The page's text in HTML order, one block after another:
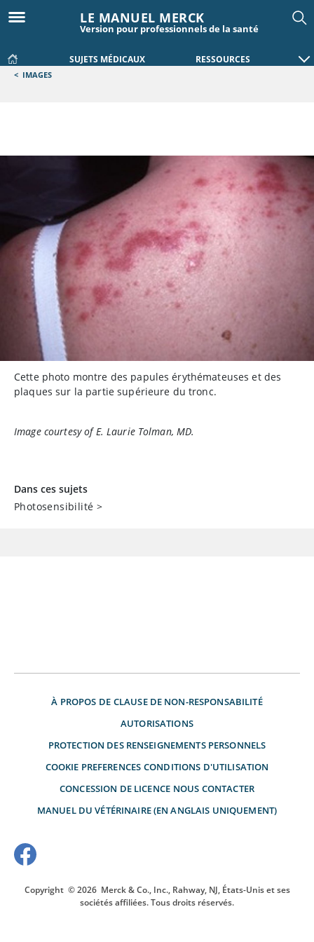
LE MANUEL MERCK
Version pour professionnels de la santé
SUJETS MÉDICAUX RESSOURCES
< IMAGES
Cette photo montre des papules érythémateuses et des
plaques sur la partie supérieure du tronc.
Image courtesy of E. Laurie Tolman, MD.
Dans ces sujets
Photosensibilité >
À PROPOS DE CLAUSE DE NON-RESPONSABILITÉ
AUTORISATIONS
PROTECTION DES RENSEIGNEMENTS PERSONNELS
COOKIE PREFERENCES CONDITIONS D'UTILISATION
CONCESSION DE LICENCE NOUS CONTACTER
MANUEL DU VÉTÉRINAIRE (EN ANGLAIS UNIQUEMENT)
Copyright © 2026 Merck & Co., Inc., Rahway, NJ, États-Unis et ses
sociétés affiliées. Tous droits réservés.